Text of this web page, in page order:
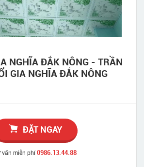
NGHĨA ĐẮK NÔNG - TRẦN
GIA NGHĨA ĐẮK NÔNG
ĐẶT NGAY
vấn miễn phí0986.13.44.88